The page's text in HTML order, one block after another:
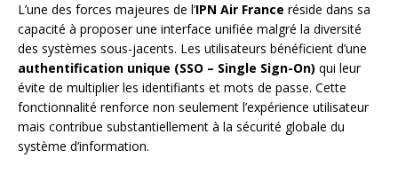
L’une des forces majeures de l’IPN Air France réside dans sa
capacité à proposer une interface unifiée malgré la diversité
des systèmes sous-jacents. Les utilisateurs bénéficient d’une
authentification unique (SSO – Single Sign-On) qui leur
évite de multiplier les identifiants et mots de passe. Cette
fonctionnalité renforce non seulement l’expérience utilisateur
mais contribue substantiellement à la sécurité globale du
système d’information.